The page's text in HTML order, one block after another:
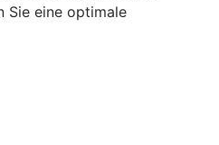
Sie eine optimale